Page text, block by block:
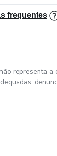
frequentes
representa a